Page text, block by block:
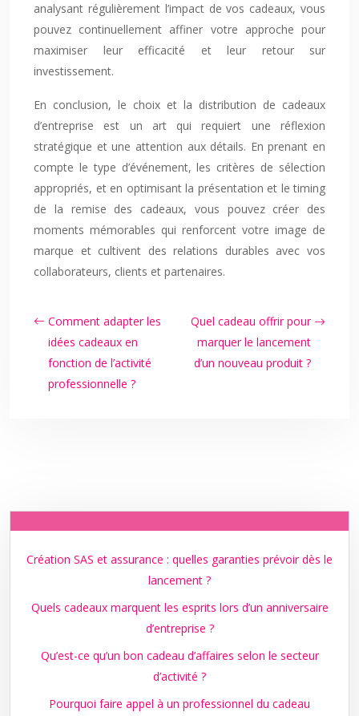
analysant régulièrement l’impact de vos cadeaux, vous
pouvez continuellement affiner votre approche pour
maximiser leur efficacité et leur retour sur
investissement.
En conclusion, le choix et la distribution de cadeaux
d’entreprise est un art qui requiert une réflexion
stratégique et une attention aux détails. En prenant en
compte le type d’événement, les critères de sélection
appropriés, et en optimisant la présentation et le timing
de la remise des cadeaux, vous pouvez créer des
moments mémorables qui renforcent votre image de
marque et cultivent des relations durables avec vos
collaborateurs, clients et partenaires.
Comment adapter les
idées cadeaux en
fonction de l’activité
professionnelle ?
Quel cadeau offrir pour
marquer le lancement
d’un nouveau produit ?
Création SAS et assurance : quelles garanties prévoir dès le
lancement ?
Quels cadeaux marquent les esprits lors d’un anniversaire
d’entreprise ?
Qu’est-ce qu’un bon cadeau d’affaires selon le secteur
d’activité ?
Pourquoi faire appel à un professionnel du cadeau